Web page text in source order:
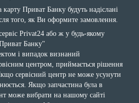
Приват Банку будуть надіслані
того, як Ви оформите замовлення.
Privat24 або ж у будь-якому
Банку"
і випадок визнаний
центром, приймається рішення
сервісний центр не може усунути
Якщо запчастина була в
може вибрати на нашому сайті